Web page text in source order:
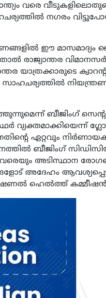
വരെ
നഗരം
ഈ മാസമാദ്യം
രാജ്യാന്തര
യാത്രക്കാരുടെ
ബീജിംഗ്
വ്യക്തമാക്കിയെന്ന്
ഏറ്റവും
ബീജിംഗ്
അടിസ്ഥാന
അദേഹം
ഹെല്‍ത്ത് കമ്മീഷന്‍